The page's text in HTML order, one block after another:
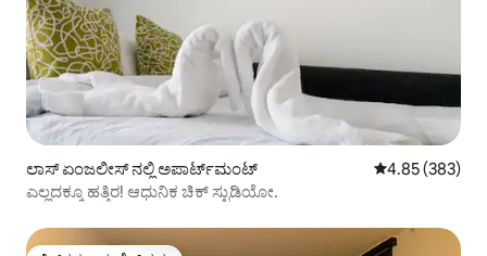
ಲಾಸ್ ಏಂಜಲೀಸ್ ನಲ್ಲಿ ಅಪಾರ್ಟ್‌ಮಂಟ್ 5 ರಲ್ಲಿ 4.85
4.85 (383)
ಎಲ್ಲದಕ್ಕೂ ಹತ್ತಿರ! ಆಧುನಿಕ ಚಿಕ್ ಸ್ಟುಡಿಯೋ.